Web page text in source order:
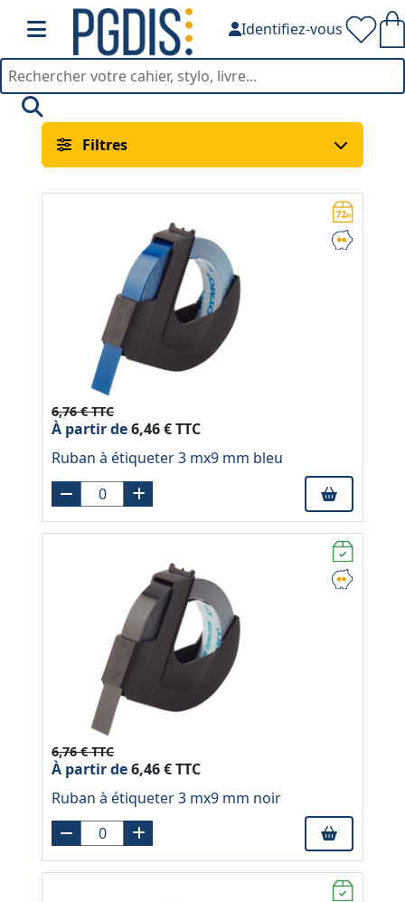
Identifiez-vous
Bureautique — PGDIS
Filtres
6,76 € TTC
À partir de6,46 € TTC
Ruban à étiqueter 3 mx9 mm bleu
6,76 € TTC
À partir de6,46 € TTC
Ruban à étiqueter 3 mx9 mm noir